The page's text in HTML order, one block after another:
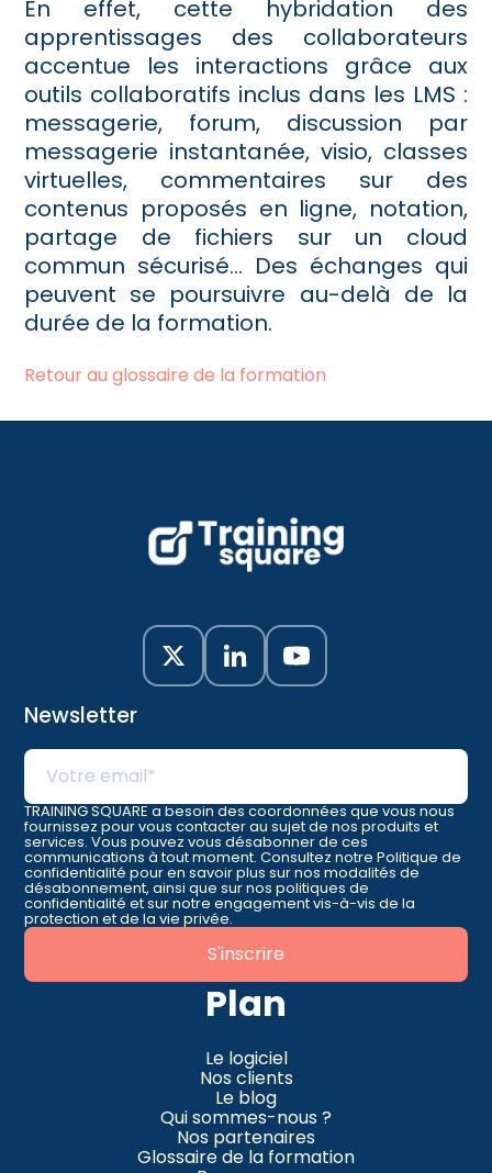
En effet, cette hybridation des
apprentissages des collaborateurs
accentue les interactions grâce aux
outils collaboratifs inclus dans les LMS :
messagerie, forum, discussion par
messagerie instantanée, visio, classes
virtuelles, commentaires sur des
contenus proposés en ligne, notation,
partage de fichiers sur un cloud
commun sécurisé… Des échanges qui
peuvent se poursuivre au-delà de la
durée de la formation.
Retour au glossaire de la formation
Newsletter
TRAINING SQUARE a besoin des coordonnées que vous nous
fournissez pour vous contacter au sujet de nos produits et
services. Vous pouvez vous désabonner de ces
communications à tout moment. Consultez notre Politique de
confidentialité pour en savoir plus sur nos modalités de
désabonnement, ainsi que sur nos politiques de
confidentialité et sur notre engagement vis-à-vis de la
protection et de la vie privée.
Plan
Le logiciel
Nos clients
Le blog
Qui sommes-nous ?
Nos partenaires
Glossaire de la formation